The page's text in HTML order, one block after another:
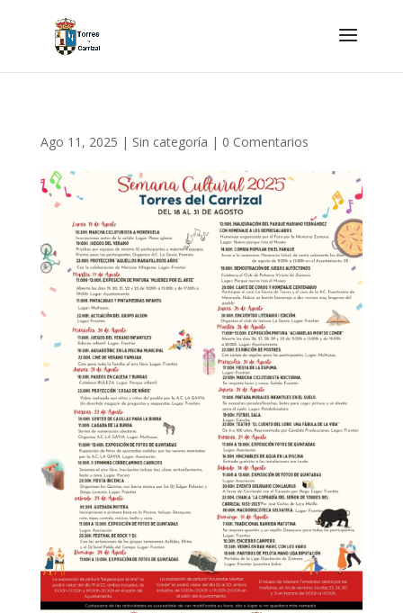
Ago 11, 2025 | Sin categoría | 0 Comentarios